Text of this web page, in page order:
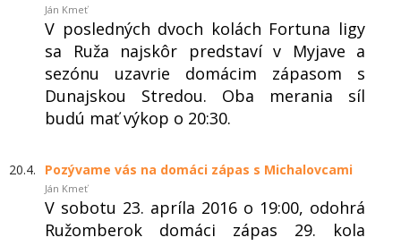
Ján Kmeť
V posledných dvoch kolách Fortuna ligy
sa Ruža najskôr predstaví v Myjave a
sezónu uzavrie domácim zápasom s
Dunajskou Stredou. Oba merania síl
budú mať výkop o 20:30.
20.4. Pozývame vás na domáci zápas s Michalovcami
Ján Kmeť
V sobotu 23. apríla 2016 o 19:00, odohrá
Ružomberok domáci zápas 29. kola